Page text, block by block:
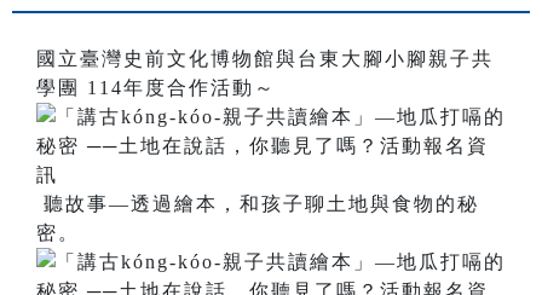
國立臺灣史前文化博物館與台東大腳小腳親子共
學團 114年度合作活動～
聽故事—透過繪本，和孩子聊土地與食物的秘
密。